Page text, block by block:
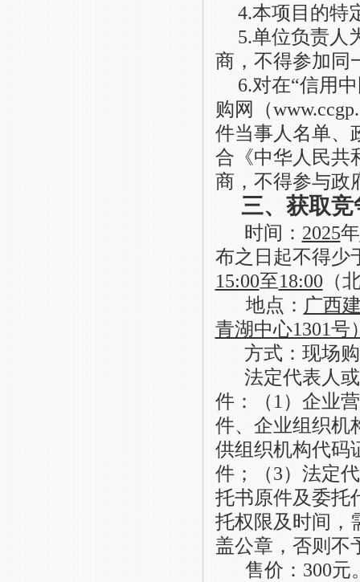
4.本项目的特
5.单位负责人
商，不得参加同
6.对在“信用
购网（
件当事人名单、
合《中华人民共
商，不得参与政
三、获取
时间： 2025年
布之日起不得少
15:00至18:00 （
地点： 广西
青湖中心1301号
方式： 现场
法定代表人
件：（ 1）企业
件、企业组织机
供组织机构代码
件；（3）法定
托书原件及委托
托权限及时间，
盖公章，否则不
售价： 300元